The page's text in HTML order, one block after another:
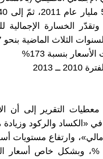
الثلاث الماضية بنحو 70.67 مليار دولار.
بنسبة 173%
ــ 2013
معطيات التقرير إلى أن
«الكساد والركود وزيادة
89.62 %، وبشكل خاص أسعار